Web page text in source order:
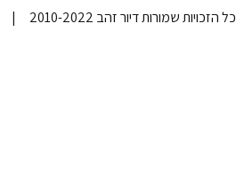
כל הזכויות שמורות דיור זהב 2010-2022 |